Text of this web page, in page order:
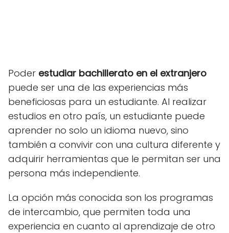
Poder estudiar bachillerato en el extranjero
puede ser una de las experiencias más
beneficiosas para un estudiante. Al realizar
estudios en otro país, un estudiante puede
aprender no solo un idioma nuevo, sino
también a convivir con una cultura diferente y
adquirir herramientas que le permitan ser una
persona más independiente.
La opción más conocida son los programas
de intercambio, que permiten toda una
experiencia en cuanto al aprendizaje de otro